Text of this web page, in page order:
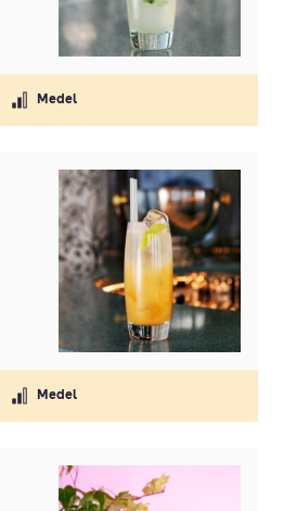
Medel
Medel